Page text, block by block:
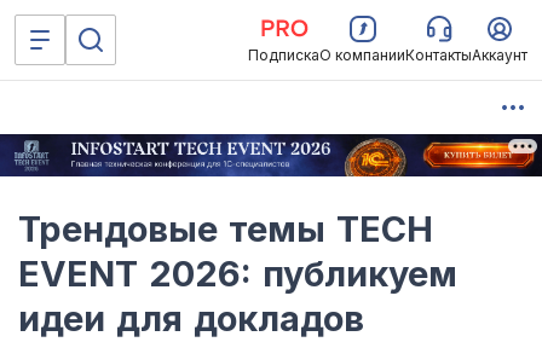
ПодпискаО компанииКонтактыАккаунт
Трендовые темы TECH
EVENT 2026: публикуем
идеи для докладов